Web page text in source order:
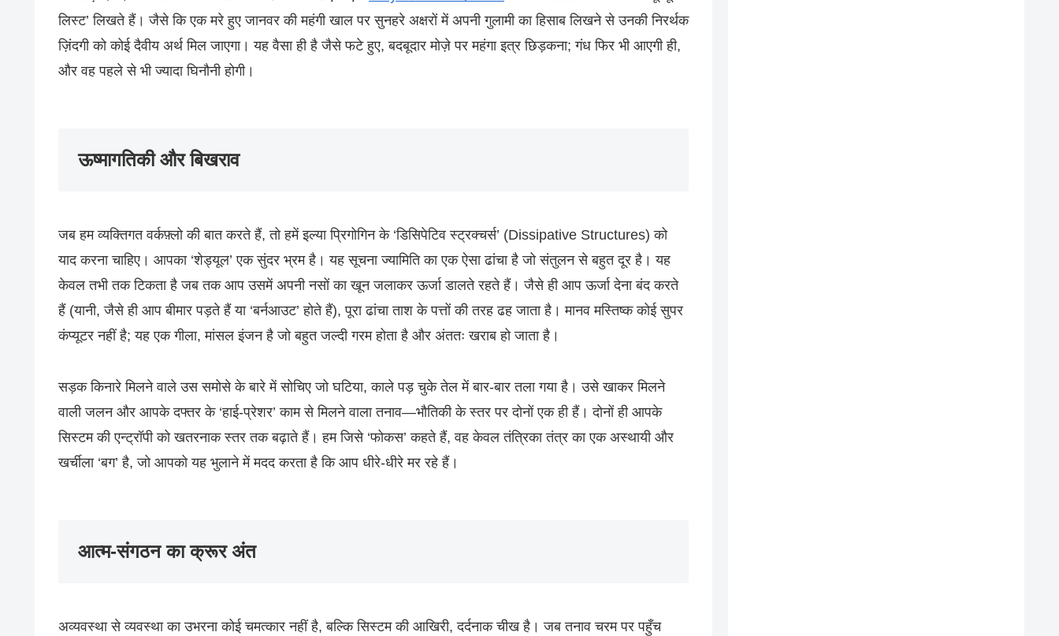
लिस्ट’ लिखते हैं। जैसे कि एक मरे हुए जानवर की महंगी खाल पर सुनहरे अक्षरों में अपनी गुलामी का हिसाब लिखने से उनकी निरर्थक
ज़िंदगी को कोई दैवीय अर्थ मिल जाएगा। यह वैसा ही है जैसे फटे हुए, बदबूदार मोज़े पर महंगा इत्र छिड़कना; गंध फिर भी आएगी ही,
और वह पहले से भी ज्यादा घिनौनी होगी।
ऊष्मागतिकी और बिखराव
जब हम व्यक्तिगत वर्कफ़्लो की बात करते हैं, तो हमें इल्या प्रिगोगिन के ‘डिसिपेटिव स्ट्रक्चर्स’ (Dissipative Structures) को
याद करना चाहिए। आपका ‘शेड्यूल’ एक सुंदर भ्रम है। यह सूचना ज्यामिति का एक ऐसा ढांचा है जो संतुलन से बहुत दूर है। यह
केवल तभी तक टिकता है जब तक आप उसमें अपनी नसों का खून जलाकर ऊर्जा डालते रहते हैं। जैसे ही आप ऊर्जा देना बंद करते
हैं (यानी, जैसे ही आप बीमार पड़ते हैं या ‘बर्नआउट’ होते हैं), पूरा ढांचा ताश के पत्तों की तरह ढह जाता है। मानव मस्तिष्क कोई सुपर
कंप्यूटर नहीं है; यह एक गीला, मांसल इंजन है जो बहुत जल्दी गरम होता है और अंततः खराब हो जाता है।
सड़क किनारे मिलने वाले उस समोसे के बारे में सोचिए जो घटिया, काले पड़ चुके तेल में बार-बार तला गया है। उसे खाकर मिलने
वाली जलन और आपके दफ्तर के ‘हाई-प्रेशर’ काम से मिलने वाला तनाव—भौतिकी के स्तर पर दोनों एक ही हैं। दोनों ही आपके
सिस्टम की एन्ट्रॉपी को खतरनाक स्तर तक बढ़ाते हैं। हम जिसे ‘फोकस’ कहते हैं, वह केवल तंत्रिका तंत्र का एक अस्थायी और
खर्चीला ‘बग’ है, जो आपको यह भुलाने में मदद करता है कि आप धीरे-धीरे मर रहे हैं।
आत्म-संगठन का क्रूर अंत
अव्यवस्था से व्यवस्था का उभरना कोई चमत्कार नहीं है, बल्कि सिस्टम की आखिरी, दर्दनाक चीख है। जब तनाव चरम पर पहुँच